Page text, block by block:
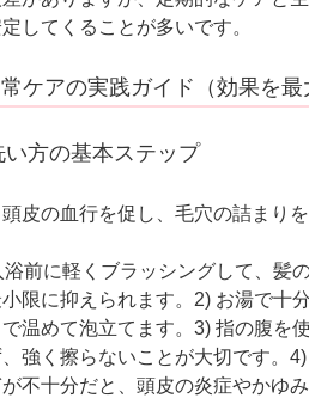
してくることが多いです。
ケアの実践ガイド（効果を最
方の基本ステップ
皮の血行を促し、毛穴の詰まり
前に軽くブラッシングして、髪
限に抑えられます。2) お湯で十
温めて泡立てます。3) 指の腹を
強く擦らないことが大切です。
不十分だと、頭皮の炎症やかゆ